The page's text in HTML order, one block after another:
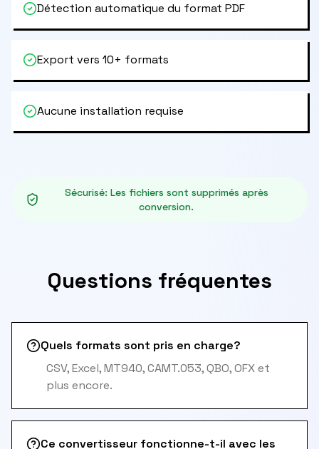
Détection automatique du format PDF
Export vers 10+ formats
Aucune installation requise
Sécurisé: Les fichiers sont supprimés après
conversion.
Questions fréquentes
Quels formats sont pris en charge?
CSV, Excel, MT940, CAMT.053, QBO, OFX et
plus encore.
Ce convertisseur fonctionne-t-il avec les